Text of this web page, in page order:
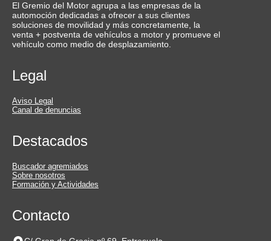
El Gremio del Motor agrupa a las empresas de la
automoción dedicadas a ofrecer a sus clientes
soluciones de movilidad y más concretamente, la
venta + postventa de vehículos a motor y promueve el
vehículo como medio de desplazamiento.
Legal
Aviso Legal
Canal de denuncias
Destacados
Buscador agremiados
Sobre nosotros
Formación y Actividades
Contacto